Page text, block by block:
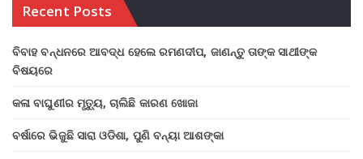
Recent Posts
ବିବାହ ବନ୍ଧନରେ ଆବଦ୍ଧ ହେଲେ ରମଣଦୀପ, ଜାଣନ୍ତୁ ତାଙ୍କ ସାଥୀଙ୍କ
ବିଷୟରେ
କଳା ବାଘୁଣୀର ମୃତ୍ୟୁ, ଚାଲିଛି କାରଣ ଖୋଜା
ବର୍ଷାରେ ଭିଜୁଛି ସାରା ଓଡିଶା, ପୁଣି ବନ୍ୟା ଆଶଙ୍କା